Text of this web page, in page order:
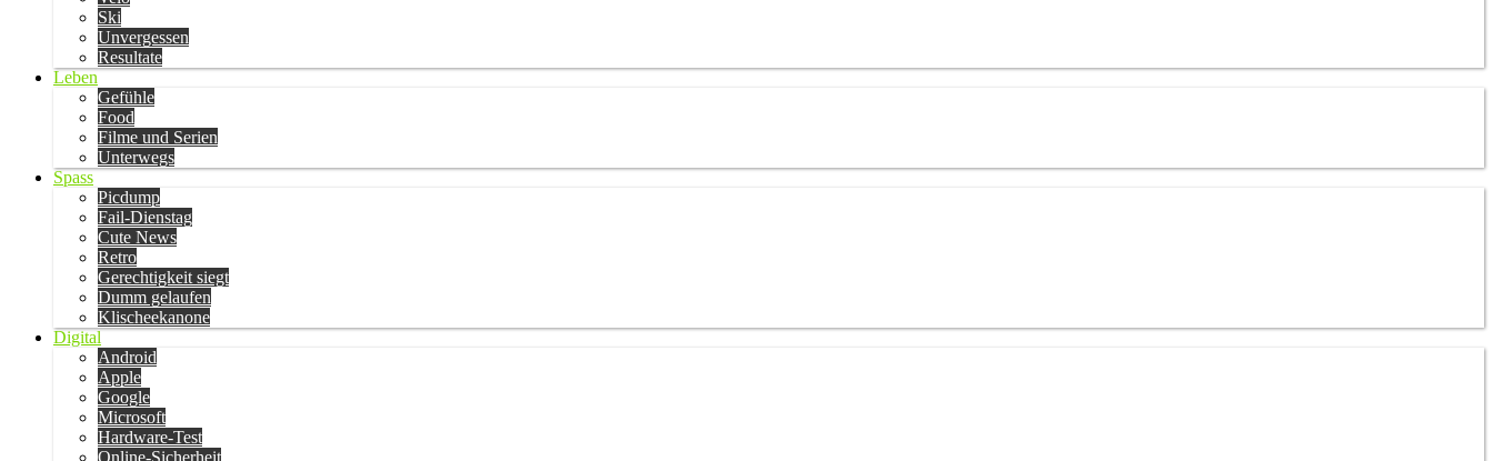
Ski
Unvergessen
Resultate
Leben
Gefühle
Food
Filme und Serien
Unterwegs
Spass
Picdump
Fail-Dienstag
Cute News
Retro
Gerechtigkeit siegt
Dumm gelaufen
Klischeekanone
Digital
Android
Apple
Google
Microsoft
Hardware-Test
Online-Sicherheit